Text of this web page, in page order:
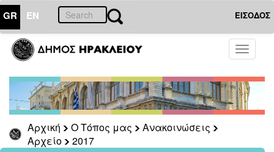
GR EN ΕΙΣΟΔΟΣ
Toggle
Αρχική Ο Τόπος μας
Ανακοινώσεις
Αρχείο
2017
ΤΟΠΟΣ
ΜΑΣ
Ανακοινώσεις
Αρχείο
2026
2025